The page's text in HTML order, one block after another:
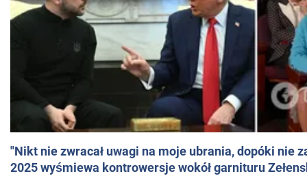
"Nikt nie zwracał uwagi na moje ubrania, dopóki nie
2025 wyśmiewa kontrowersje wokół garnituru